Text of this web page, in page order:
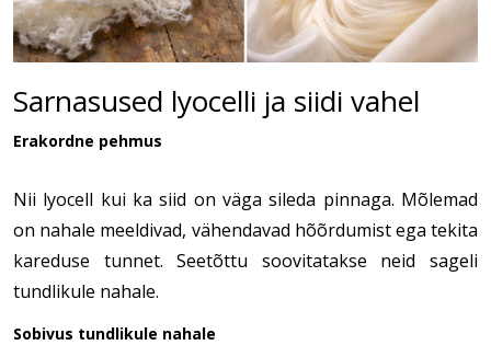
Sarnasused lyocelli ja siidi vahel
Erakordne pehmus
Nii lyocell kui ka siid on väga sileda pinnaga. Mõlemad
on nahale meeldivad, vähendavad hõõrdumist ega tekita
kareduse tunnet. Seetõttu soovitatakse neid sageli
tundlikule nahale.
Sobivus tundlikule nahale